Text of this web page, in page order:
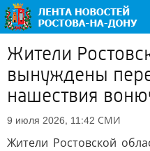
Жители
вынуждены
нашествия
9 июля 2026, 11:42 СМИ
Жители Ростовской